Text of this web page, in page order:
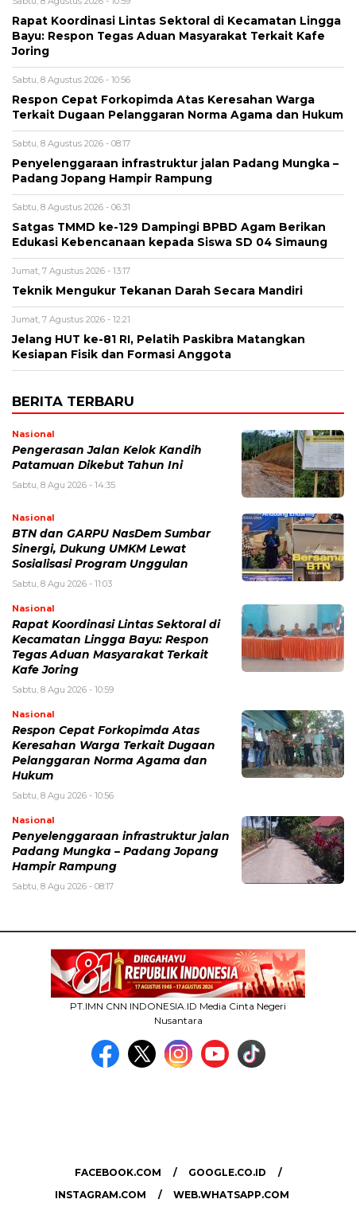
Rapat Koordinasi Lintas Sektoral di Kecamatan Lingga
Bayu: Respon Tegas Aduan Masyarakat Terkait Kafe
Joring
Sabtu, 8 Agustus 2026 - 10:56
Respon Cepat Forkopimda Atas Keresahan Warga
Terkait Dugaan Pelanggaran Norma Agama dan Hukum
Sabtu, 8 Agustus 2026 - 08:17
Penyelenggaraan infrastruktur jalan Padang Mungka –
Padang Jopang Hampir Rampung
Sabtu, 8 Agustus 2026 - 06:31
Satgas TMMD ke-129 Dampingi BPBD Agam Berikan
Edukasi Kebencanaan kepada Siswa SD 04 Simaung
Jumat, 7 Agustus 2026 - 13:17
Teknik Mengukur Tekanan Darah Secara Mandiri
Jumat, 7 Agustus 2026 - 12:21
Jelang HUT ke-81 RI, Pelatih Paskibra Matangkan
Kesiapan Fisik dan Formasi Anggota
BERITA TERBARU
Nasional
Pengerasan Jalan Kelok Kandih
Patamuan Dikebut Tahun Ini
Sabtu, 8 Agu 2026 - 14:35
Nasional
BTN dan GARPU NasDem Sumbar
Sinergi, Dukung UMKM Lewat
Sosialisasi Program Unggulan
Sabtu, 8 Agu 2026 - 11:03
Nasional
Rapat Koordinasi Lintas Sektoral di
Kecamatan Lingga Bayu: Respon
Tegas Aduan Masyarakat Terkait
Kafe Joring
Sabtu, 8 Agu 2026 - 10:59
Nasional
Respon Cepat Forkopimda Atas
Keresahan Warga Terkait Dugaan
Pelanggaran Norma Agama dan
Hukum
Sabtu, 8 Agu 2026 - 10:56
Nasional
Penyelenggaraan infrastruktur jalan
Padang Mungka – Padang Jopang
Hampir Rampung
Sabtu, 8 Agu 2026 - 08:17
PT.IMN CNN INDONESIA.ID Media Cinta Negeri
Nusantara
FACEBOOK.COM
GOOGLE.CO.ID
INSTAGRAM.COM
WEB.WHATSAPP.COM